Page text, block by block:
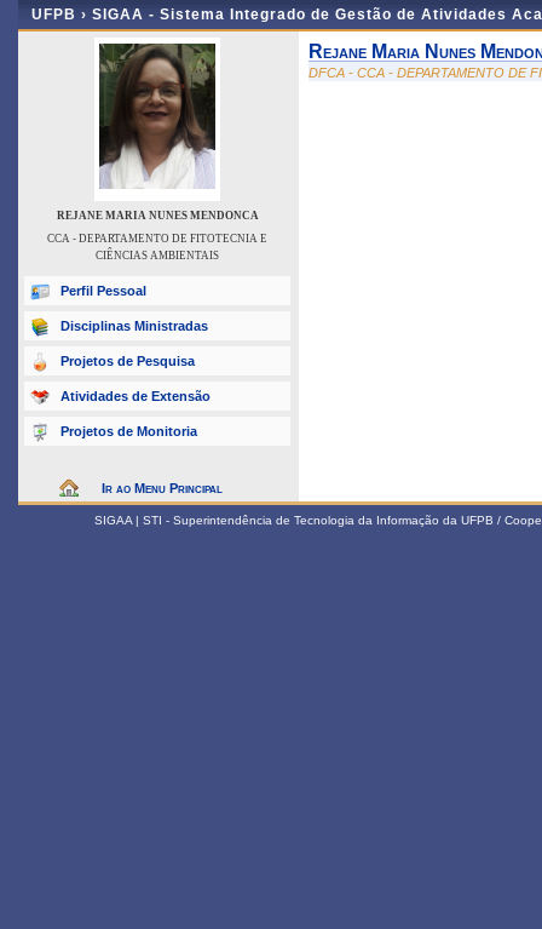
UFPB › SIGAA - Sistema Integrado de Gestão de Atividades
REJANE MARIA NUNES MENDONCA
CCA - DEPARTAMENTO DE FITOTECNIA E
CIÊNCIAS AMBIENTAIS
Perfil Pessoal
Disciplinas Ministradas
Projetos de Pesquisa
Atividades de Extensão
Projetos de Monitoria
Ir ao Menu Principal
Rejane Maria Nunes
DFCA - CCA - DEPARTAMENTO DE
SIGAA | STI - Superintendência de Tecnologia da Informação da UFPB /